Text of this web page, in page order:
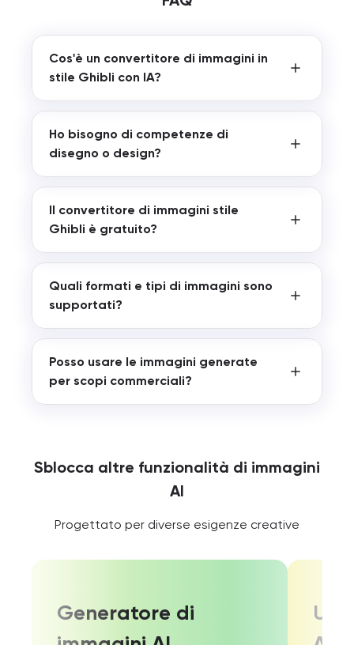
Cos'è un convertitore di immagini in
stile Ghibli con IA?
Ho bisogno di competenze di
disegno o design?
Il convertitore di immagini stile
Ghibli è gratuito?
Quali formati e tipi di immagini sono
supportati?
Posso usare le immagini generate
per scopi commerciali?
Sblocca altre funzionalità di immagini
AI
Progettato per diverse esigenze creative
Generatore di